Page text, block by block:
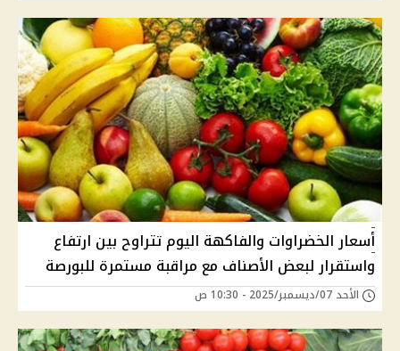
أسعار الخضراوات والفاكهة اليوم تتراوح بين ارتفاع
واستقرار لبعض الأصناف مع مراقبة مستمرة للبورصة
الأحد 07/ديسمبر/2025 - 10:30 ص